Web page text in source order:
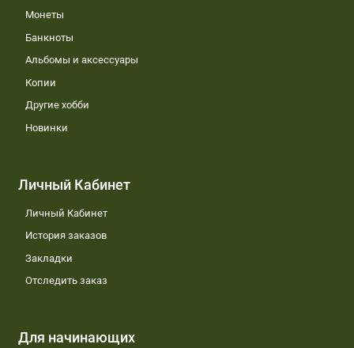
Монеты
Банкноты
Альбомы и аксессуары
Копии
Другие хобби
Новинки
Личный Кабинет
Личный Кабинет
История заказов
Закладки
Отследить заказ
Для начинающих